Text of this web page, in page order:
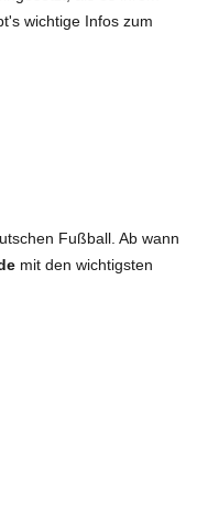
wichtige Infos zum
Fußball. Ab wann
mit den wichtigsten